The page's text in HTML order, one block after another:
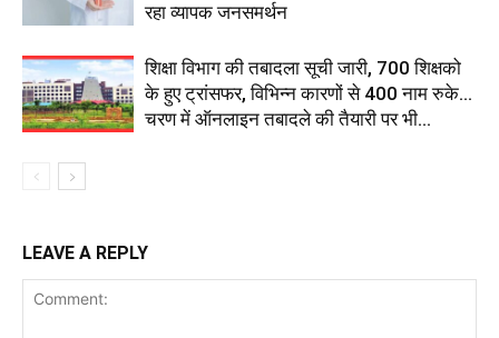
रहा व्यापक जनसमर्थन
शिक्षा विभाग की तबादला सूची जारी, 700 शिक्षको
के हुए ट्रांसफर, विभिन्न कारणों से 400 नाम रुके…
चरण में ऑनलाइन तबादले की तैयारी पर भी...
LEAVE A REPLY